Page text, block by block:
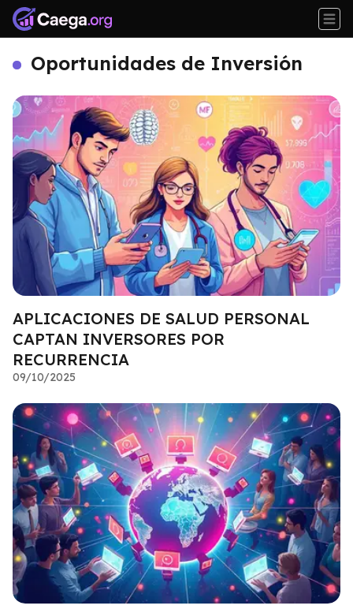
Oportunidades de Inversión
APLICACIONES DE SALUD PERSONAL
CAPTAN INVERSORES POR
RECURRENCIA
09/10/2025